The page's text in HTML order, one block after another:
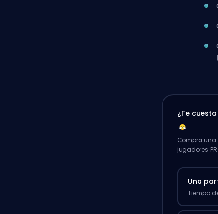
¿Te
Compra
jugadores
Una
Tiempo